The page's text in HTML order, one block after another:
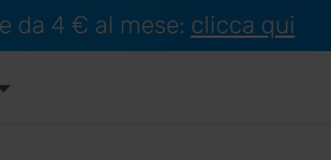
da 4 € al mese: clicca qui